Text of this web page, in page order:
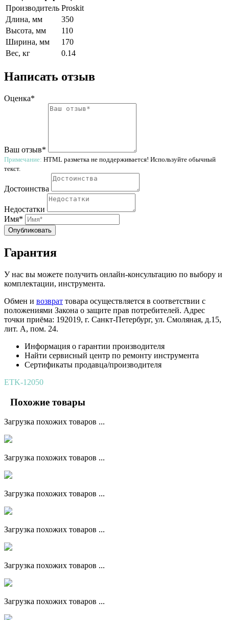
Производитель Proskit
Длина, мм
350
Высота, мм
110
Ширина, мм
170
Вес, кг
0.14
Написать отзыв
Оценка*
Ваш отзыв*
Примечание: HTML разметка не поддерживается! Используйте обычный
текст.
Достоинства
Недостатки
Имя*
Опубликовать
Гарантия
У нас вы можете получить онлайн-консультацию по выбору и
комплектации, инструмента.
Обмен и возврат товара осуществляется в соответствии с
положениями Закона о защите прав потребителей. Адрес
точки приёма: 192019, г. Санкт-Петербург, ул. Смоляная, д.15,
лит. А, пом. 24.
Информация о гарантии производителя
Найти сервисный центр по ремонту инструмента
Сертификаты продавца/производителя
ETK-12050
Похожие товары
Загрузка похожих товаров ...
Загрузка похожих товаров ...
Загрузка похожих товаров ...
Загрузка похожих товаров ...
Загрузка похожих товаров ...
Загрузка похожих товаров ...